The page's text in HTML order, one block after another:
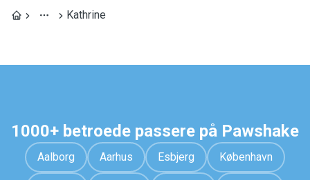
Kathrine
1000+ betroede passere på Pawshake
Aalborg Aarhus Esbjerg København